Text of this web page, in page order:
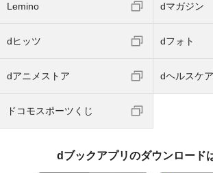
Lemino dマガジン
dヒッツ dフォト
dアニメストア dヘルスケア
ドコモスポーツくじ
dブックアプリのダウンロード